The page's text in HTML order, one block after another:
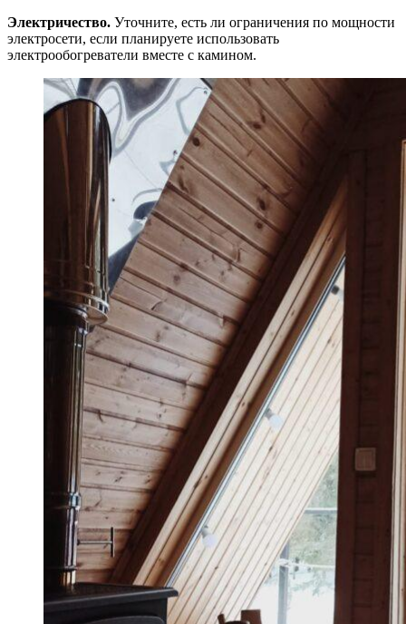
Электричество. Уточните, есть ли ограничения по мощности
электросети, если планируете использовать
электрообогреватели вместе с камином.